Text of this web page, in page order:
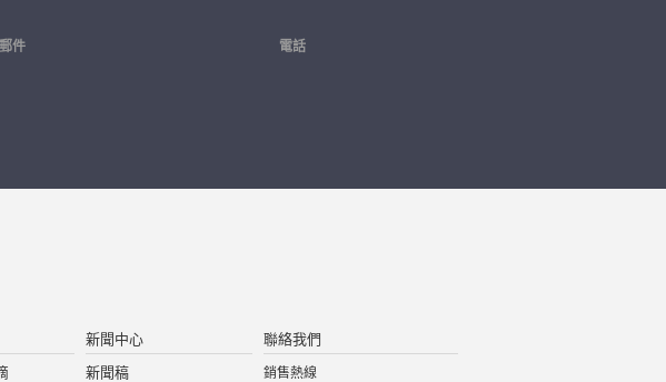
件 電話
新聞中心
新聞稿
聯絡我們
銷售熱線